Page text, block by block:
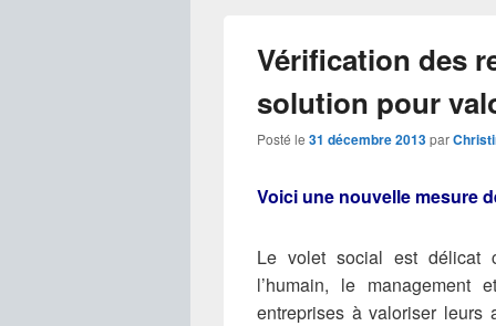
Vérification des
solution pour
Posté le 31 décembre 2013par
Voici une nouvelle mesure
Le volet social est
l’humain, le
entreprises à valoriser leurs